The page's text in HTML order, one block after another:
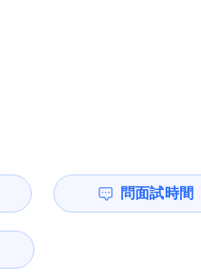
問面試時間